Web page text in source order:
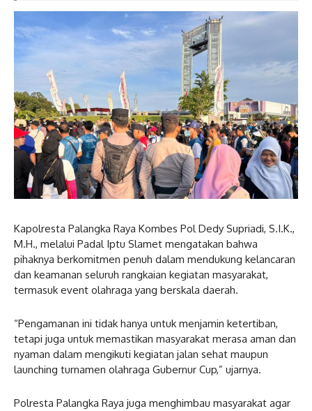
Kapolresta Palangka Raya Kombes Pol Dedy Supriadi, S.I.K.,
M.H., melalui Padal Iptu Slamet mengatakan bahwa
pihaknya berkomitmen penuh dalam mendukung kelancaran
dan keamanan seluruh rangkaian kegiatan masyarakat,
termasuk event olahraga yang berskala daerah.
“Pengamanan ini tidak hanya untuk menjamin ketertiban,
tetapi juga untuk memastikan masyarakat merasa aman dan
nyaman dalam mengikuti kegiatan jalan sehat maupun
launching turnamen olahraga Gubernur Cup,” ujarnya.
Polresta Palangka Raya juga menghimbau masyarakat agar